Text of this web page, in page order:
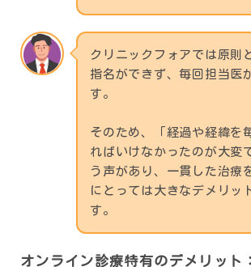
クリニックフォアでは原則
指名ができず、毎回担当医
す。
そのため、「経過や経緯を
ればいけなかったのが大変
う声があり、一貫した治療
にとっては大きなデメリッ
す。
オンライン診療特有のデメリット